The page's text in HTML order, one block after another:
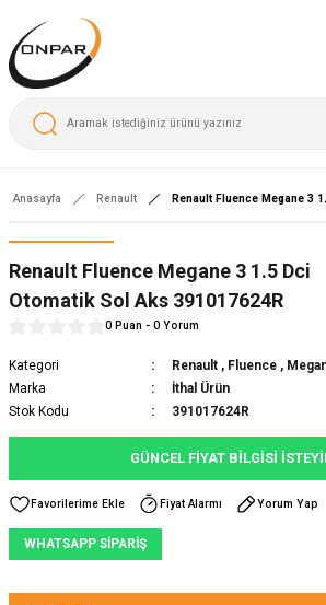
Anasayfa Renault Renault Fluence Megane 3
Renault Fluence Megane 3 1.5 Dci
Otomatik Sol Aks 391017624R
0 Puan - 0 Yorum
Kategori Renault , Fluence ,
Marka
İthal Ürün
Stok Kodu
391017624R
GÜNCEL FİYAT BİLGİSİ
Fiyat Alarmı Yorum Yap
WHATSAPP SİPARİŞ